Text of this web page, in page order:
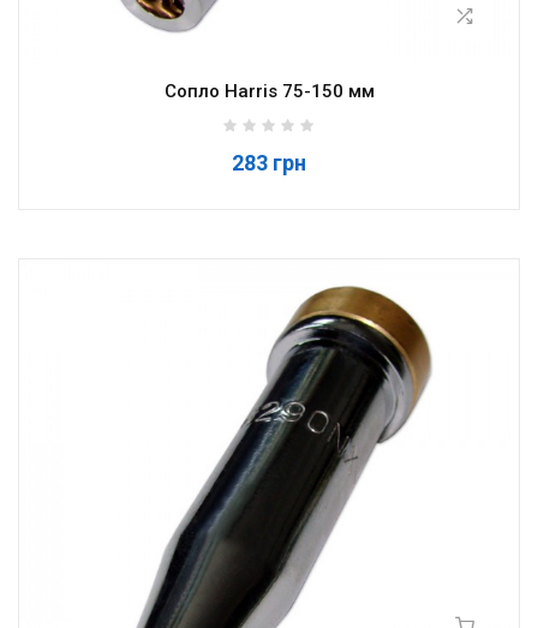
Сопло Harris 75-150 мм
283 грн